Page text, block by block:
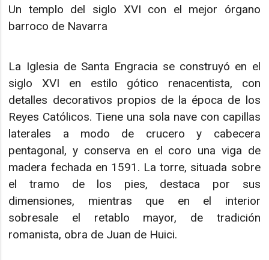
Un templo del siglo XVI con el mejor órgano
barroco de Navarra
La Iglesia de Santa Engracia se construyó en el
siglo XVI en estilo gótico renacentista, con
detalles decorativos propios de la época de los
Reyes Católicos. Tiene una sola nave con capillas
laterales a modo de crucero y cabecera
pentagonal, y conserva en el coro una viga de
madera fechada en 1591. La torre, situada sobre
el tramo de los pies, destaca por sus
dimensiones, mientras que en el interior
sobresale el retablo mayor, de tradición
romanista, obra de Juan de Huici.